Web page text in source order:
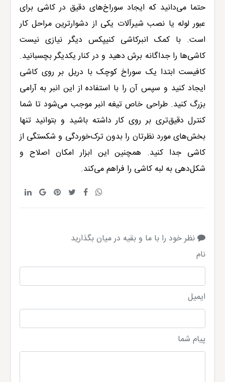
حتما می‌دانید که ایجاد سوراخ‌های دقیق در کاشی برای
عبور لوله یا نصب شیر‌آلات یکی از دشوار‌ترین مراحل کار
است. با کمک انبر‌کاشی کنیپکس دیگر نیازی نیست
کاشی‌ها را جداگانه برش دهید و در کنار یکدیگر بچسبانید.
کافیست ابتدا یک سوراخ کوچک با دریل بر روی کاشی
ایجاد کنید و سپس آن را با استفاده از این انبر به آرامی
بزرگ کنید. طراحی خاص تیغه انبر موجب می‌شود تا شما
کنترل دقیق‌تری بر روی کار داشته باشید و بتوانید تنها
بخش‌های مورد نظرتان را بدون ترک‌خوردگی و شکستگی از
کاشی جدا کنید. همچنین این ابزار امکان اصلاح و
شکل‌دهی به لبه کاشی را فراهم می‌کند.
نظر خود را با ما و بقیه در میان بگذارید
نام
ایمیل
پیام شما